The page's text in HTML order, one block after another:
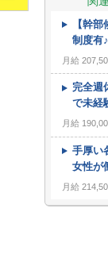
キーワード
【幹
制度有
月給
完全週
で未経
月給
手厚い
女性が
月給